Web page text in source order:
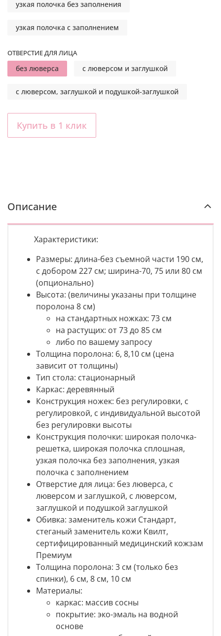
Купить в 1 клик
узкая полочка без заполнения
узкая полочка с заполнением
ОТВЕРСТИЕ ДЛЯ ЛИЦА
без люверса с люверсом и заглушкой
с люверсом, заглушкой и подушкой-заглушкой
Описание
Характеристики:
Размеры: длина-без съемной части 190 см,
с добором 227 см; ширина-70, 75 или 80 см
(опционально)
Высота: (величины указаны при толщине
поролона 8 см)
на стандартных ножках: 73 см
на растущих: от 73 до 85 см
либо по вашему запросу
Толщина поролона: 6, 8,10 см (цена
зависит от толщины)
Тип стола: стационарный
Каркас: деревянный
Конструкция ножек: без регулировки, с
регулировкой, с индивидуальной высотой
без регулировки высоты
Конструкция полочки: широкая полочка-
решетка, широкая полочка сплошная,
узкая полочка без заполнения, узкая
полочка с заполнением
Отверстие для лица: без люверса, с
люверсом и заглушкой, с люверсом,
заглушкой и подушкой заглушкой
Обивка: заменитель кожи Стандарт,
стеганый заменитель кожи Квилт,
сертифицированный медицинский кожзам
Премиум
Толщина поролона: 3 см (только без
спинки), 6 см, 8 см, 10 см
Материалы:
каркас: массив сосны
покрытие: эко-эмаль на водной
основе